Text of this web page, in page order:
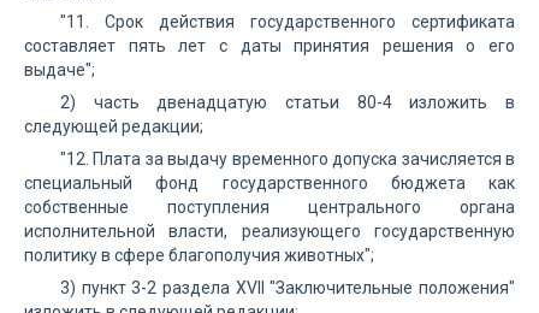
"11. Срок действия государственного сертификата
составляет пять лет с даты принятия решения о его
выдаче";
2) часть двенадцатую статьи 80-4 изложить в
следующей редакции;
"12. Плата за выдачу временного допуска зачисляется в
специальный фонд государственного бюджета как
собственные поступления центрального органа
исполнительной власти, реализующего государственную
политику в сфере благополучия животных";
3) пункт 3-2 раздела XVII "Заключительные положения"